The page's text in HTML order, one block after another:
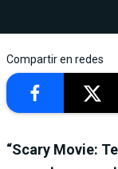
Compartir en redes
“Scary Movie: